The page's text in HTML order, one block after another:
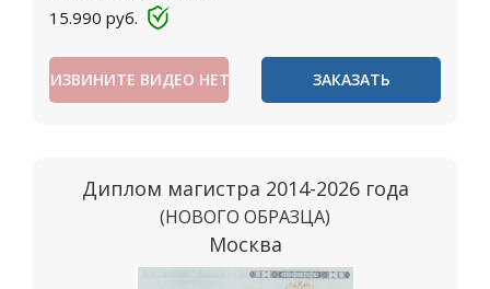
15.990 руб.
ИЗВИНИТЕ ВИДЕО НЕТ ЗАКАЗАТЬ
Диплом магистра 2014-2026 года
(НОВОГО ОБРАЗЦА)
Москва